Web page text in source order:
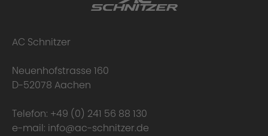
AC Schnitzer
Neuenhofstrasse 160
D-52078 Aachen
Telefon: +49 (0) 241 56 88 130
e-mail: info@ac-schnitzer.de